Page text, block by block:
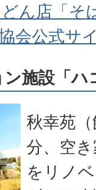
ん店「そ
会公式サ
施設「ハ
秋幸苑
分、空
をリノ